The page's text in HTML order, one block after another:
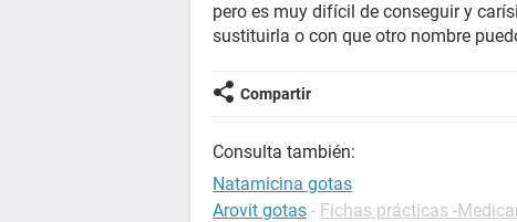
pero es muy difícil de conseguir y
sustituirla o con que otro nombre
Compartir
Consulta también:
Natamicina gotas
Arovit gotas - Fichas prácticas -